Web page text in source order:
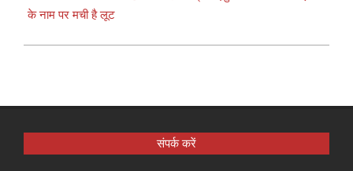
के नाम पर मची है लूट
संपर्क करें